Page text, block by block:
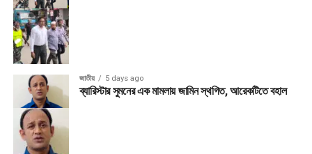
জাতীয় 5 days ago
ব্যারিস্টার সুমনের এক মামলায় জামিন স্থগিত, আরেকটিতে বহাল